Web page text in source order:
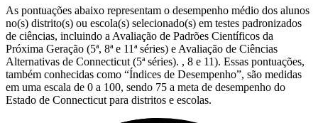
As pontuações abaixo representam o desempenho médio dos alunos
no(s) distrito(s) ou escola(s) selecionado(s) em testes padronizados
de ciências, incluindo a Avaliação de Padrões Científicos da
Próxima Geração (5ª, 8ª e 11ª séries) e Avaliação de Ciências
Alternativas de Connecticut (5ª séries). , 8 e 11). Essas pontuações,
também conhecidas como “Índices de Desempenho”, são medidas
em uma escala de 0 a 100, sendo 75 a meta de desempenho do
Estado de Connecticut para distritos e escolas.